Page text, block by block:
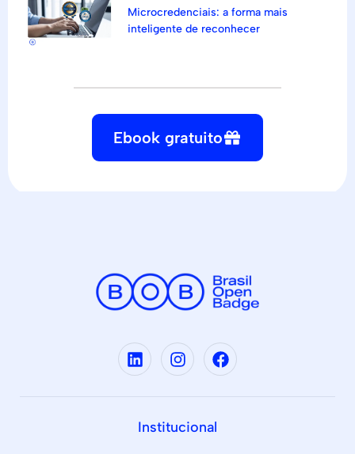
Microcredenciais: a forma mais
inteligente de reconhecer
Ebook gratuito
Institucional